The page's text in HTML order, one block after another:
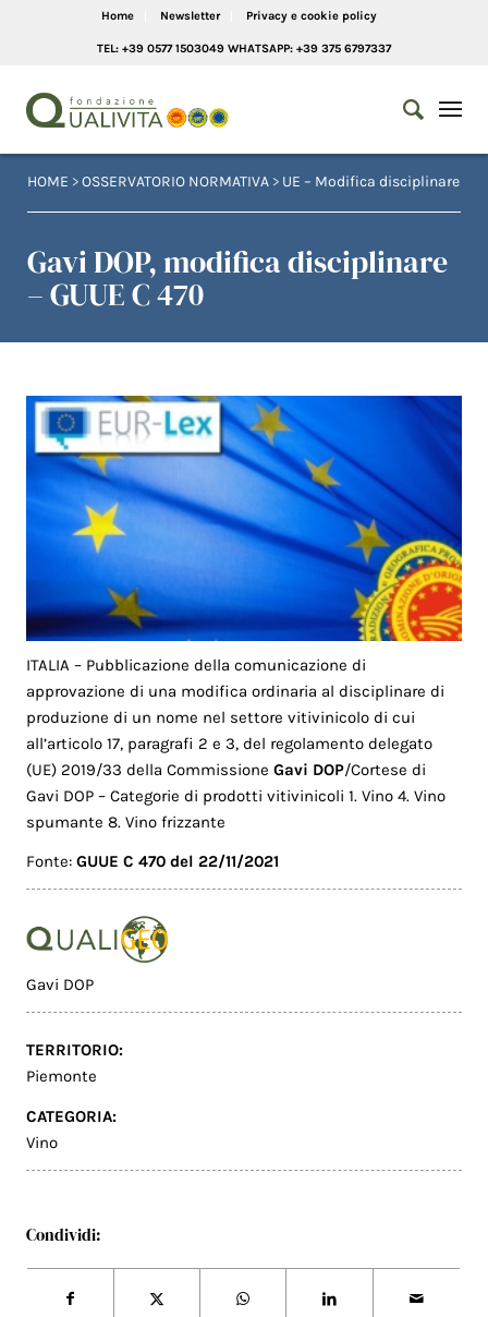
Home Newsletter Privacy e cookie policy
TEL: +39 0577 1503049 WHATSAPP: +39 375 6797337
HOME >OSSERVATORIO NORMATIVA > UE – Modifica disciplinare
Gavi DOP, modifica disciplinare
– GUUE C 470
ITALIA – Pubblicazione della comunicazione di
approvazione di una modifica ordinaria al disciplinare di
produzione di un nome nel settore vitivinicolo di cui
all’articolo 17, paragrafi 2 e 3, del regolamento delegato
(UE) 2019/33 della CommissioneGavi DOP/Cortese di
Gavi DOP – Categorie di prodotti vitivinicoli 1. Vino 4. Vino
spumante 8. Vino frizzante
Fonte:GUUE C 470 del 22/11/2021
Gavi DOP
TERRITORIO:
Piemonte
CATEGORIA:
Vino
Condividi: